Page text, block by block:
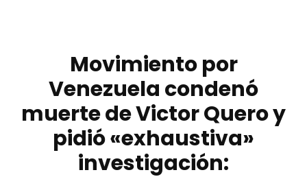
Movimiento por
Venezuela condenó
muerte de Victor Quero y
pidió «exhaustiva»
investigación: